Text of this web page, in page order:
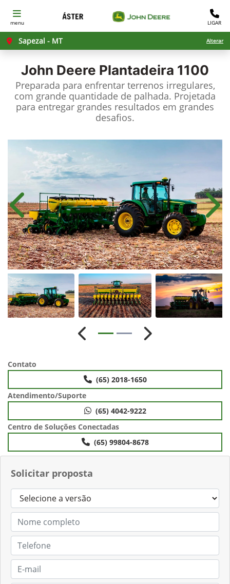
menu LIGAR
Sapezal - MT Alterar
John Deere Plantadeira 1100
Preparada para enfrentar terrenos irregulares,
com grande quantidade de palhada. Projetada
para entregar grandes resultados em grandes
desafios.
Solicitar proposta
Anterior
Anterior Próximo
Contato
(65) 2018-1650
Atendimento/Suporte
(65) 4042-9222
Centro de Soluções Conectadas
(65) 99804-8678